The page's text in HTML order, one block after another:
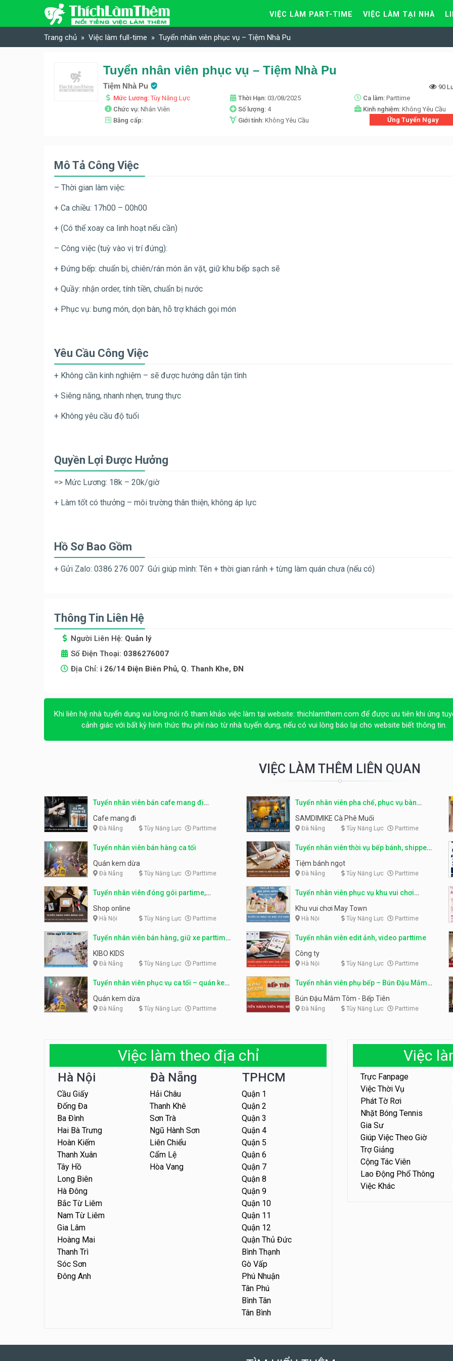
Skip to content
VIỆC LÀM PART-TIME VIỆC LÀM TẠI NHÀ
Trang chủ Việc làm full-time Tuyển nhân viên phục vụ – Tiệm Nhà Pu
Tuyển nhân viên phục vụ – Tiệm Nhà Pu
Tiệm Nhà Pu
90
Mức Lương:Tùy Năng Lực Thời Hạn: 03/08/2025 Ca làm: Parttime
Chức vụ: Nhân Viên Số lượng: 4 Kinh nghiệm: Không Yêu Cầu
Bằng cấp:
Giới tính: Không Yêu Cầu Ứng Tuyển Ngay
Mô Tả Công Việc
– Thời gian làm việc:
+ Ca chiều: 17h00 – 00h00
+ (Có thể xoay ca linh hoạt nếu cần)
– Công việc (tuỳ vào vị trí đứng):
+ Đứng bếp: chuẩn bị, chiên/rán món ăn vặt, giữ khu bếp sạch sẽ
+ Quầy: nhận order, tính tiền, chuẩn bị nước
+ Phục vụ: bưng món, dọn bàn, hỗ trợ khách gọi món
Yêu Cầu Công Việc
+ Không cần kinh nghiệm – sẽ được hướng dẫn tận tình
+ Siêng năng, nhanh nhẹn, trung thực
+ Không yêu cầu độ tuổi
Quyền Lợi Được Hưởng
=> Mức Lương: 18k – 20k/giờ
+ Làm tốt có thưởng – môi trường thân thiện, không áp lực
Hồ Sơ Bao Gồm
+ Gửi Zalo: 0386 276 007 Gửi giúp mình: Tên + thời gian rảnh + từng làm quán chưa (nếu có)
Thông Tin Liên Hệ
Người Liên Hệ: Quản lý
Số Điện Thoại: 0386276007
Địa Chỉ: i 26/14 Điện Biên Phủ, Q. Thanh Khe, ĐN
Khi liên hệ nhà tuyển dụng vui lòng nói rõ tham khảo việc làm tại website: thichlamthem.com để được ưu tiên khi ứng
cảnh giác với bất kỳ hình thức thu phí nào từ nhà tuyển dụng, nếu có vui lòng báo lại cho website biết thông tin.
VIỆC LÀM THÊM LIÊN QUAN
Tuyển nhân viên bán cafe mang đi
parttime, fulltime
Cafe mang đi
Đà Nẵng Tùy Năng Lực Parttime
Tuyển nhân viên pha chế, phục vụ bàn
parttime
SAMDIMIKE Cà Phê Muối
Đà Nẵng Tùy Năng Lực Parttime
Tuyển nhân viên bán hàng ca tối
Quán kem dừa
Đà Nẵng Tùy Năng Lực Parttime
Tuyển nhân viên thời vụ bếp bánh, shipper
parttime
Tiệm bánh ngọt
Đà Nẵng Tùy Năng Lực Parttime
Tuyển nhân viên đóng gói partime,
fulltime
Shop online
Hà Nội Tùy Năng Lực Parttime
Tuyển nhân viên phục vụ khu vui chơi
parttime linh động
Khu vui chơi May Town
Hà Nội Tùy Năng Lực Parttime
Tuyển nhân viên bán hàng, giữ xe parttime
– Kibo Kid
KIBO KIDS
Đà Nẵng Tùy Năng Lực Parttime
Tuyển nhân viên edit ảnh, video parttime
Công ty
Hà Nội Tùy Năng Lực Parttime
Tuyển nhân viên phục vụ ca tối – quán kem
dừa
Quán kem dừa
Đà Nẵng Tùy Năng Lực Parttime
Tuyển nhân viên phụ bếp – Bún Đậu Mắm
Tôm – Bếp Tiên
Bún Đậu Mắm Tôm - Bếp Tiên
Đà Nẵng Tùy Năng Lực Parttime
Việc làm theo địa chỉ
Hà Nội
Cầu Giấy
Đống Đa
Ba Đình
Hai Bà Trưng
Hoàn Kiếm
Thanh Xuân
Tây Hồ
Long Biên
Hà Đông
Bắc Từ Liêm
Nam Từ Liêm
Gia Lâm
Hoàng Mai
Thanh Trì
Sóc Sơn
Đông Anh
Đà Nẵng
Hải Châu
Thanh Khê
Sơn Trà
Ngũ Hành Sơn
Liên Chiểu
Cẩm Lệ
Hòa Vang
TPHCM
Quận 1
Quận 2
Quận 3
Quận 4
Quận 5
Quận 6
Quận 7
Quận 8
Quận 9
Quận 10
Quận 11
Quận 12
Quận Thủ Đức
Bình Thạnh
Gò Vấp
Phú Nhuận
Tân Phú
Bình Tân
Tân Bình
Việc
Trực Fanpage
Việc Thời Vụ
Phát Tờ Rơi
Nhặt Bóng Tennis
Gia Sư
Giúp Việc Theo Giờ
Trợ Giảng
Cộng Tác Viên
Lao Động Phổ Thông
Việc Khác